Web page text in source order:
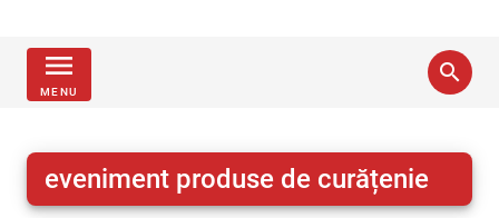
menu
MENU
search
eveniment produse de curățenie